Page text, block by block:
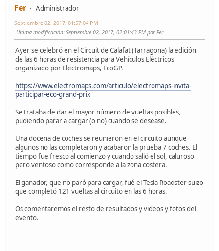
Fer Administrador
Septiembre 02, 2017, 01:57:04 PM
Ultima modificación: Septiembre 02, 2017, 02:01:43 PM por Fer
Ayer se celebró en el Circuit de Calafat (Tarragona) la edición
de las 6 horas de resistencia para Vehículos Eléctricos
organizado por Electromaps, EcoGP.
https://www.electromaps.com/articulo/electromaps-invita-
participar-eco-grand-prix
Se trataba de dar el mayor número de vueltas posibles,
pudiendo parar a cargar (o no) cuando se desease.
Una docena de coches se reunieron en el circuito aunque
algunos no las completaron y acabaron la prueba 7 coches. El
tiempo fue fresco al comienzo y cuando salió el sol, caluroso
pero ventoso como corresponde a la zona costera.
El ganador, que no paró para cargar, fué el Tesla Roadster suizo
que completó 121 vueltas al circuito en las 6 horas.
Os comentaremos el resto de resultados y videos y fotos del
evento.